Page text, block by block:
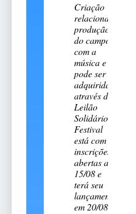
Criação
relaciona a
produção
do campo
com a
música e
pode ser
adquirida
através do
Leilão
Solidário.
Festival
está com
inscrições
abertas até
15/08 e
terá seu
lançamento
em 20/08